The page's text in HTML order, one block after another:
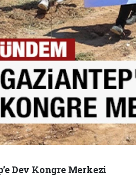
Dev Kongre Merkezi